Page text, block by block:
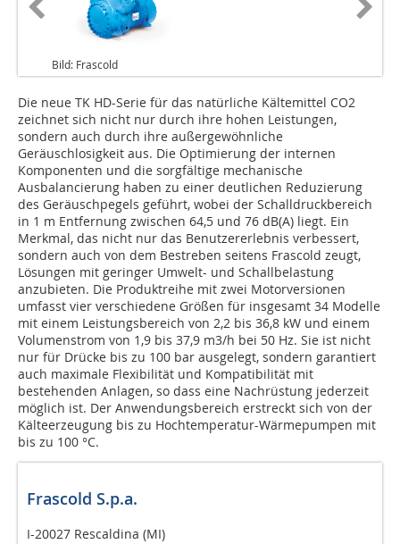
Bild: Frascold
Die neue TK HD-Serie für das natürliche Kältemittel CO2
zeichnet sich nicht nur durch ihre hohen Leistungen,
sondern auch durch ihre außergewöhnliche
Geräuschlosigkeit aus. Die Optimierung der internen
Komponenten und die sorgfältige mechanische
Ausbalancierung haben zu einer deutlichen Reduzierung
des Geräuschpegels geführt, wobei der Schalldruckbereich
in 1 m Entfernung zwischen 64,5 und 76 dB(A) liegt. Ein
Merkmal, das nicht nur das Benutzererlebnis verbessert,
sondern auch von dem Bestreben seitens Frascold zeugt,
Lösungen mit geringer Umwelt- und Schallbelastung
anzubieten. Die Produktreihe mit zwei Motorversionen
umfasst vier verschiedene Größen für insgesamt 34 Modelle
mit einem Leistungsbereich von 2,2 bis 36,8 kW und einem
Volumenstrom von 1,9 bis 37,9 m3/h bei 50 Hz. Sie ist nicht
nur für Drücke bis zu 100 bar ausgelegt, sondern garantiert
auch maximale Flexibilität und Kompatibilität mit
bestehenden Anlagen, so dass eine Nachrüstung jederzeit
möglich ist. Der Anwendungsbereich erstreckt sich von der
Kälteerzeugung bis zu Hochtemperatur-Wärmepumpen mit
bis zu 100 °C.
Frascold S.p.a.
I-20027 Rescaldina (MI)